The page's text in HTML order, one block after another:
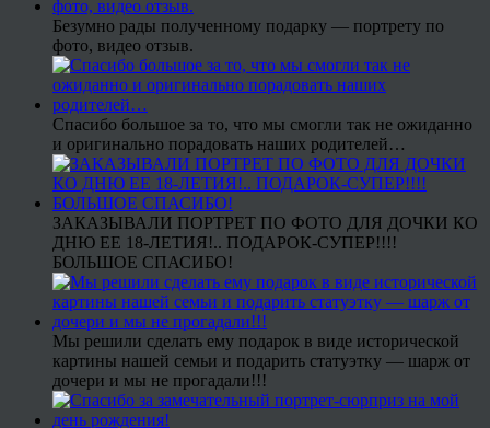
Безумно рады полученному подарку — портрету по
фото, видео отзыв.
Спасибо большое за то, что мы смогли так не ожиданно
и оригинально порадовать наших родителей…
ЗАКАЗЫВАЛИ ПОРТРЕТ ПО ФОТО ДЛЯ ДОЧКИ КО
ДНЮ ЕЕ 18-ЛЕТИЯ!.. ПОДАРОК-СУПЕР!!!!
БОЛЬШОЕ СПАСИБО!
Мы решили сделать ему подарок в виде исторической
картины нашей семьи и подарить статуэтку — шарж от
дочери и мы не прогадали!!!